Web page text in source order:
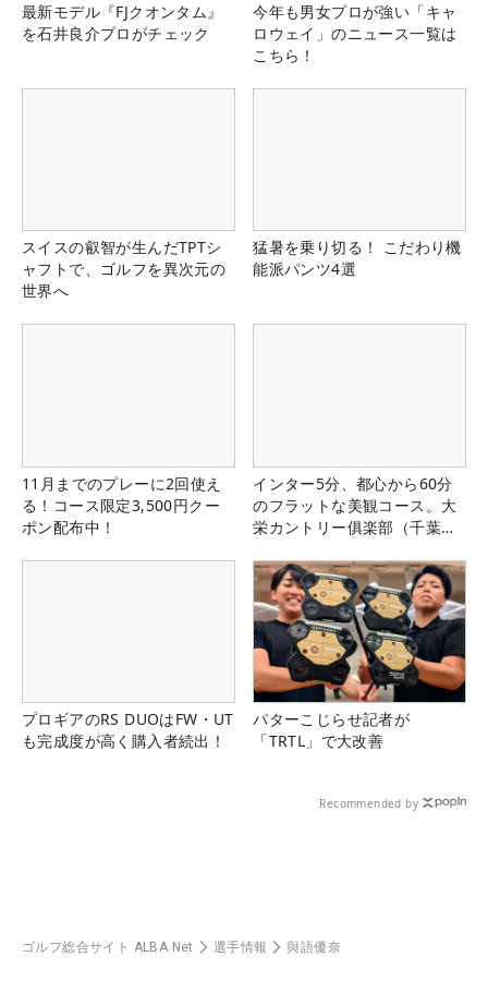
最新モデル『FJクオンタム』
を石井良介プロがチェック
今年も男女プロが強い「キャ
ロウェイ」のニュース一覧は
こちら！
スイスの叡智が生んだTPTシ
ャフトで、ゴルフを異次元の
世界へ
猛暑を乗り切る！ こだわり機
能派パンツ4選
11月までのプレーに2回使え
る！コース限定3,500円クー
ポン配布中！
インター5分、都心から60分
のフラットな美観コース。大
栄カントリー俱楽部（千葉
プロギアのRS DUOはFW・UT
も完成度が高く購入者続出！
パターこじらせ記者が
「TRTL」で大改善
Recommended by
ゴルフ総合サイト ALBA Net 選手情報 與語優奈